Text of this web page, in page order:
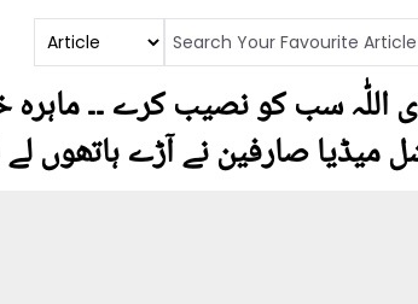
سب کو نصیب کرے ۔۔ ماہرہ
میڈیا صارفین نے آڑے ہاتھوں لے